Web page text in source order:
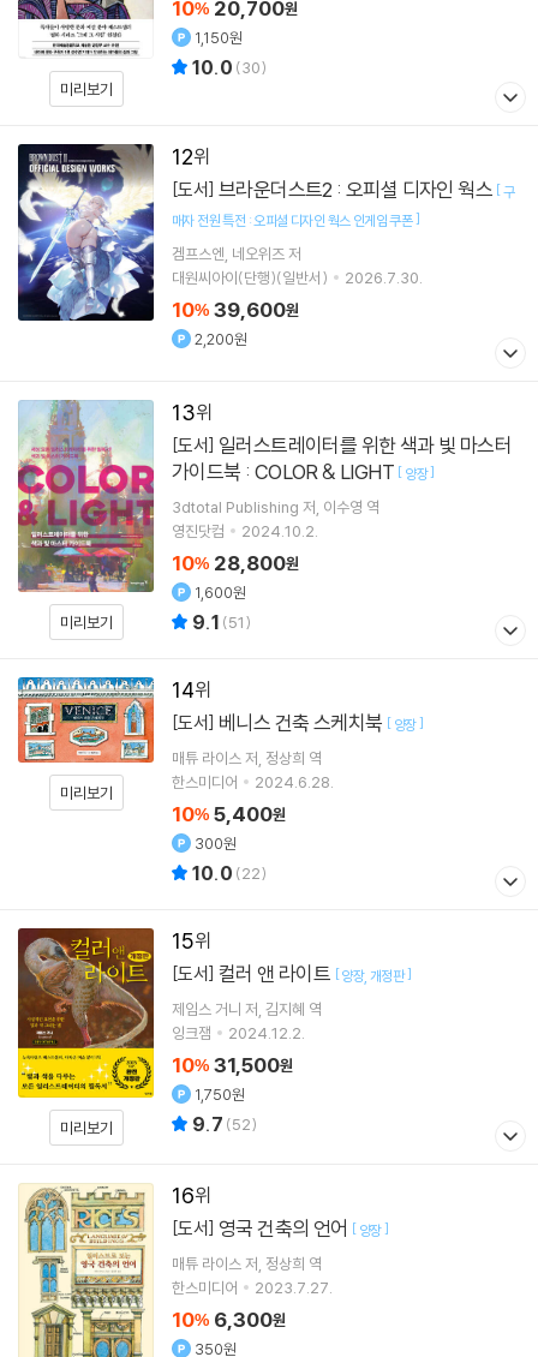
미리보기
10% 20,700원
1,150원
10.0 (30)
12
[도서] 브라운더스트2 : 오피셜 디자인 웍스 [구
매자 전원 특전 : 오피셜 디자인 웍스 인게임 쿠폰]
겜프스엔 네오위즈저
대원씨아이(단행)(일반서)
2026.7.30.
10% 39,600원
2,200원
13
미리보기
[도서]
가이드북 : COLOR & LIGHT [ 양장]
3dtotal Publishing 저 이수영 역
영진닷컴
2024.10.2.
10% 28,800원
1,600원
9.1 (51)
14
미리보기
[도서] 베니스 건축 스케치북 [ 양장]
매튜 라이스 저 정상희 역
한스미디어
2024.6.28.
10% 5,400원
300원
10.0 (22)
15
미리보기
[도서] 컬러 앤 라이트 [양장 개정판]
제임스 거니 저 김지혜 역
잉크잼
2024.12.2.
10% 31,500원
1,750원
9.7 (52)
16
[도서] 영국 건축의 언어 [ 양장]
매튜 라이스 저 정상희 역
한스미디어
2023.7.27.
10% 6,300원
350원